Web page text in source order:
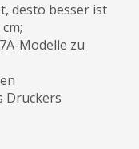
desto besser ist
Modelle zu
Druckers